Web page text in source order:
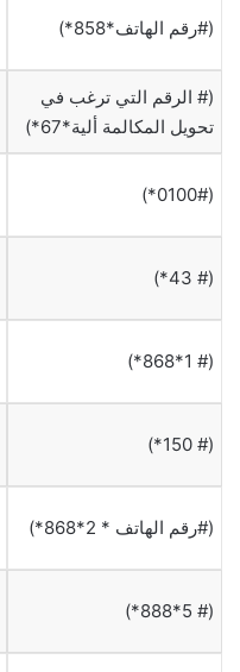
(#رقم الهاتف*858*)
(# الرقم التي ترغب في
تحويل المكالمة ألية*67*)
(0100#*)
(# 43*)
(# 1*868*)
(# 150*)
(#رقم الهاتف * 2*868*)
(# 5*888*)